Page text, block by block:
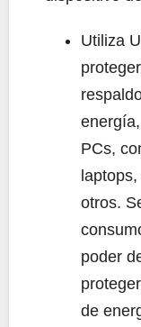
Utiliza
PCs,
otros.
poder
de